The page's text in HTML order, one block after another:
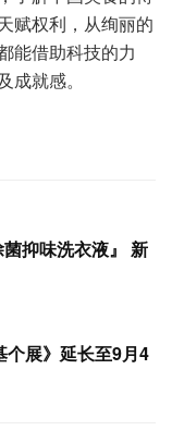
赋权利，从绚丽的
能借助科技的力
就感。
抑味洗衣液』 新
个展》延长至9月4